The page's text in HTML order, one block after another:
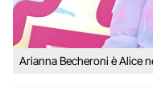
Arianna Becheroni è Alice